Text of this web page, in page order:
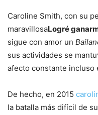
Caroline Smith, con su
maravillosaLogré
sigue con amor un
sus actividades se
afecto constante incluso
De hecho, en 2015
la batalla más difícil de